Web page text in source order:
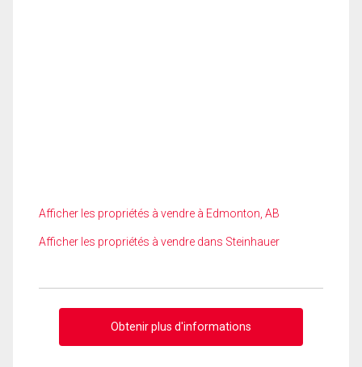
Afficher les propriétés à vendre à Edmonton, AB
Afficher les propriétés à vendre dans Steinhauer
Obtenir plus d'informations